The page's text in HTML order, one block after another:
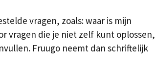
vragen, zoals: waar is mijn
vragen die je niet zelf kunt oplossen,
Fruugo neemt dan schriftelijk